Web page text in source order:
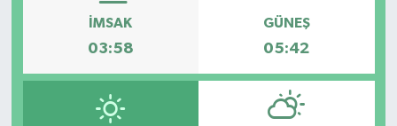
İMSAK
03:58
GÜNEŞ
05:42